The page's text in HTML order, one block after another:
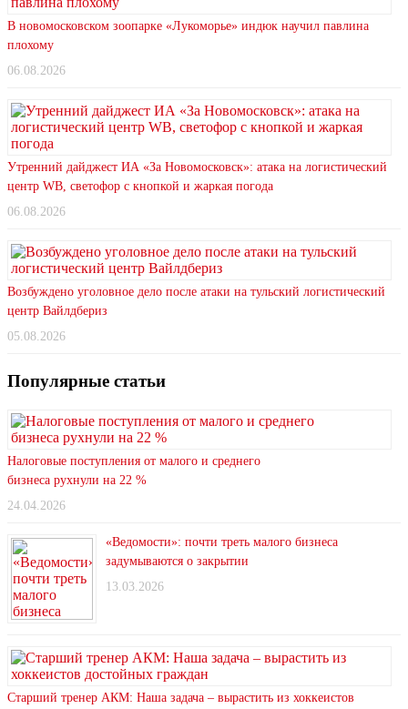
В новомосковском зоопарке «Лукоморье» индюк научил павлина
плохому
06.08.2026
Утренний дайджест ИА «За Новомосковск»: атака на логистический
центр WB, светофор с кнопкой и жаркая погода
06.08.2026
Возбуждено уголовное дело после атаки на тульский логистический
центр Вайлдбериз
05.08.2026
Популярные статьи
Налоговые поступления от малого и среднего
бизнеса рухнули на 22 %
24.04.2026
«Ведомости»: почти треть малого бизнеса
задумываются о закрытии
13.03.2026
Старший тренер АКМ: Наша задача – вырастить из хоккеистов